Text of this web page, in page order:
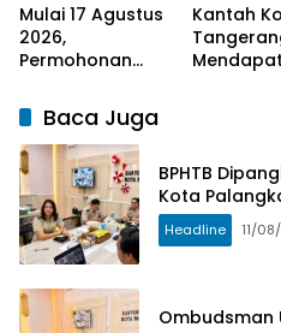
Mulai 17 Agustus
2026,
Permohonan
Kantah Kota
Tangerang
Selatan Selesai
10 Hari
Kantah
Mendapat
Terjadwal
Baca Juga
BPHTB
Kota
Headline 11/
Ombudsman